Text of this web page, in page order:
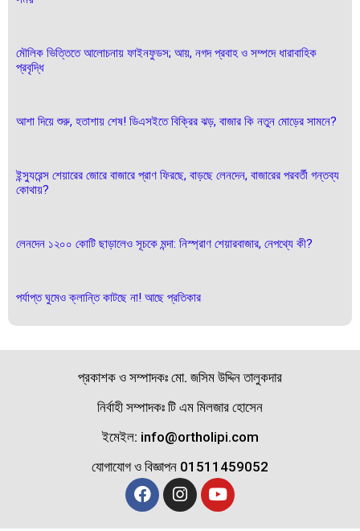
মৌলিক ভিত্তিতে আলোচনায় ফাইনফুডস; আয়, নগদ প্রবাহ ও সম্পদে ধারাবাহিক
প্রবৃদ্ধি
আশা দিয়ে শুরু, হতাশায় শেষ! ডিএসইতে বিক্রির ঝড়, বাজার কি নতুন মোড়ের সামনে?
ইন্স্যুরেন্স শেয়ারের জোরে বাজারে প্রাণ ফিরছে, বাড়ছে লেনদেন, বাজারের পরবর্তী গন্তব্য
কোথায়?
লেনদেন ১২০০ কোটি ছাড়ালেও সূচকে মন্দা: নিস্প্রাণ শেয়ারবাজার, নেপথ্যে কী?
পর্যাপ্ত ঘুমেও ক্লান্তি কাটছে না! আছে প্রতিকার
প্রকাশক ও সম্পাদকঃ মো. জসিম উদ্দিন তালুকদার
নির্বাহী সম্পাদকঃ টি এম মিলজার হোসেন
ইমেইল: info@ortholipi.com
যোগাযোগ ও বিজ্ঞাপন 01511459052